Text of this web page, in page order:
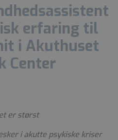
erfaring til
i Akuthuset
Center
er størst
i akutte psykiske kriser